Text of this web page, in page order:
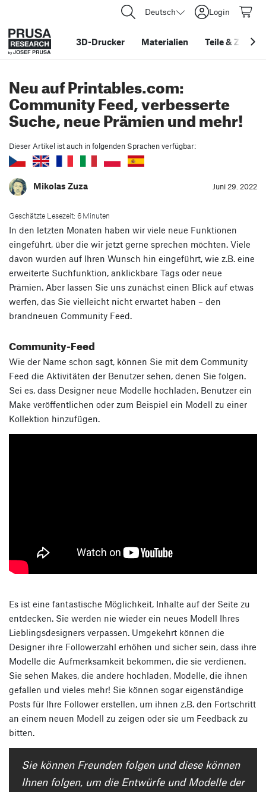
Deutsch Login
3D-Drucker Materialien Teile&
Neu auf Printables.com:
Community Feed, verbesserte
Suche, neue Prämien und mehr!
Dieser Artikel ist auch in folgenden Sprachen verfügbar:
Mikolas Zuza Juni 29. 2022
Geschätzte Lesezeit: 6 Minuten
In den letzten Monaten haben wir viele neue Funktionen
eingeführt, über die wir jetzt gerne sprechen möchten. Viele
davon wurden auf Ihren Wunsch hin eingeführt, wie z.B. eine
erweiterte Suchfunktion, anklickbare Tags oder neue
Prämien. Aber lassen Sie uns zunächst einen Blick auf etwas
werfen, das Sie vielleicht nicht erwartet haben – den
brandneuen Community Feed.
Community-Feed
Wie der Name schon sagt, können Sie mit dem Community
Feed die Aktivitäten der Benutzer sehen, denen Sie folgen.
Sei es, dass Designer neue Modelle hochladen, Benutzer ein
Make veröffentlichen oder zum Beispiel ein Modell zu einer
Kollektion hinzufügen.
Es ist eine fantastische Möglichkeit, Inhalte auf der Seite zu
entdecken. Sie werden nie wieder ein neues Modell Ihres
Lieblingsdesigners verpassen. Umgekehrt können die
Designer ihre Followerzahl erhöhen und sicher sein, dass ihre
Modelle die Aufmerksamkeit bekommen, die sie verdienen.
Sie sehen Makes, die andere hochladen, Modelle, die ihnen
gefallen und vieles mehr! Sie können sogar eigenständige
Posts für Ihre Follower erstellen, um ihnen z.B. den Fortschritt
an einem neuen Modell zu zeigen oder sie um Feedback zu
bitten.
Sie können Freunden folgen und diese können
Ihnen folgen, um die Entwürfe und Modelle der